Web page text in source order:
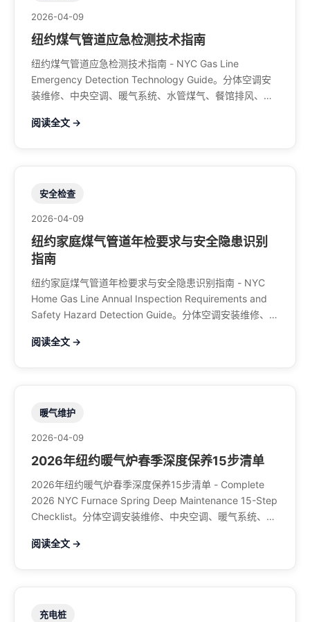
2026-04-09
纽约煤气管道应急检测技术指南
纽约煤气管道应急检测技术指南 - NYC Gas Line
Emergency Detection Technology Guide。分体空调安
装维修、中央空调、暖气系统、水管煤气、餐馆排风、特
阅读全文 →
安全检查
2026-04-09
纽约家庭煤气管道年检要求与安全隐患识别
指南
纽约家庭煤气管道年检要求与安全隐患识别指南 - NYC
Home Gas Line Annual Inspection Requirements and
Safety Hazard Detection Guide。分体空调安装维修、中
桩。电话：929-708-8979
阅读全文 →
暖气维护
2026-04-09
2026年纽约暖气炉春季深度保养15步清单
2026年纽约暖气炉春季深度保养15步清单 - Complete
2026 NYC Furnace Spring Deep Maintenance 15-Step
Checklist。分体空调安装维修、中央空调、暖气系统、水
8979
阅读全文 →
充电桩